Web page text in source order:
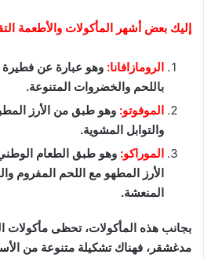
إليك بعض أشهر المأكولات والأطعمة
الرومازافانا: وهو عبارة عن
باللحم والخضروات المتنوعة.
الموفوتو: وهو طبق من الأرز
والتوابل المشوية.
الموراكو: وهو طبق الطعام
الأرز المطهو مع اللحم المفروم
المنعشة.
بجانب هذه المأكولات، تحظى مأكولات
مدغشقر، فهناك تشكيلة متنوعة من